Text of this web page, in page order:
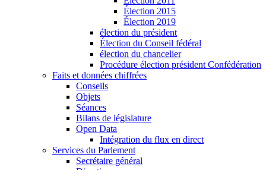
Élection 2015
Élection 2019
élection du président
Élection du Conseil fédéral
élection du chancelier
Procédure élection président Confédération
Faits et données chiffrées
Conseils
Objets
Séances
Bilans de législature
Open Data
Intégration du flux en direct
Services du Parlement
Secrétaire général